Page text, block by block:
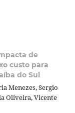
de
custo para
do Sul
Menezes, Sergio
Oliveira, Vicente